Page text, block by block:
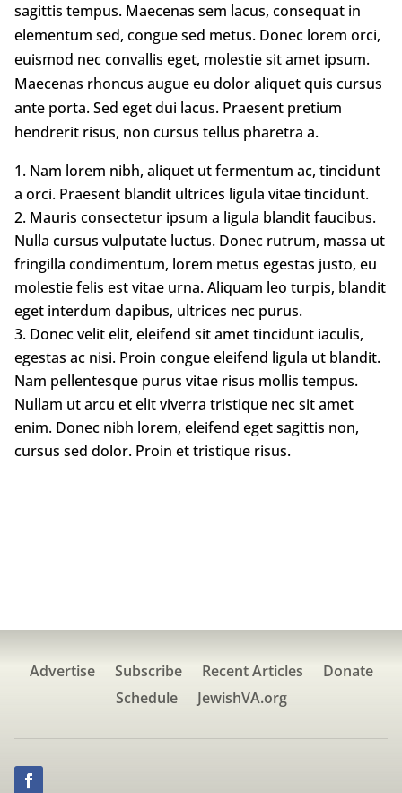
sagittis tempus. Maecenas sem lacus, consequat in
elementum sed, congue sed metus. Donec lorem orci,
euismod nec convallis eget, molestie sit amet ipsum.
Maecenas rhoncus augue eu dolor aliquet quis cursus
ante porta. Sed eget dui lacus. Praesent pretium
hendrerit risus, non cursus tellus pharetra a.
Nam lorem nibh, aliquet ut fermentum ac, tincidunt
a orci. Praesent blandit ultrices ligula vitae tincidunt.
Mauris consectetur ipsum a ligula blandit faucibus.
Nulla cursus vulputate luctus. Donec rutrum, massa ut
fringilla condimentum, lorem metus egestas justo, eu
molestie felis est vitae urna. Aliquam leo turpis, blandit
eget interdum dapibus, ultrices nec purus.
Donec velit elit, eleifend sit amet tincidunt iaculis,
egestas ac nisi. Proin congue eleifend ligula ut blandit.
Nam pellentesque purus vitae risus mollis tempus.
Nullam ut arcu et elit viverra tristique nec sit amet
enim. Donec nibh lorem, eleifend eget sagittis non,
cursus sed dolor. Proin et tristique risus.
Advertise Subscribe Recent Articles
Donate
Schedule
JewishVA.org